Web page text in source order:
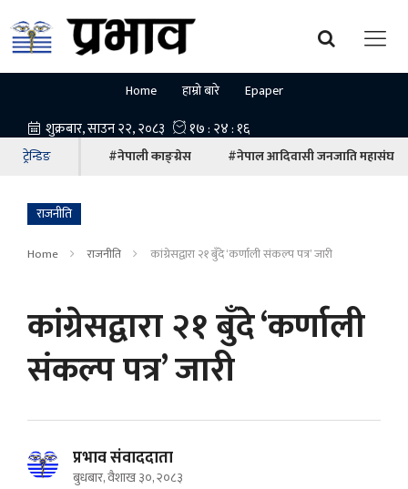
Home हाम्रो बारे Epaper
ट्रेन्डिङ #नेपाली काङ्ग्रेस #नेपाल आदिवासी जनजाति महासंघ
राजनीति
Home राजनीति कांग्रेसद्वारा २१ बुँदे ‘कर्णाली संकल्प पत्र’ जारी
कांग्रेसद्वारा २१ बुँदे ‘कर्णाली
संकल्प पत्र’ जारी
प्रभाव संवाददाता
बुधबार, वैशाख ३०, २०८३